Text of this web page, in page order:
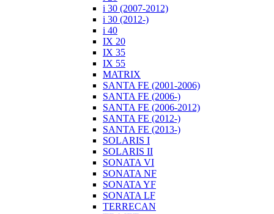
i 30 (2007-2012)
i 30 (2012-)
i 40
IX 20
IX 35
IX 55
MATRIX
SANTA FE (2001-2006)
SANTA FE (2006-)
SANTA FE (2006-2012)
SANTA FE (2012-)
SANTA FE (2013-)
SOLARIS I
SOLARIS II
SONATA VI
SONATA NF
SONATA YF
SONATA LF
TERRECAN